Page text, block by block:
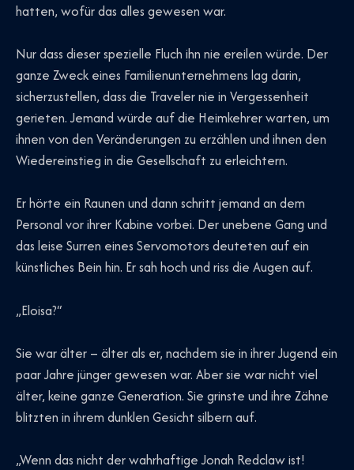
hatten, wofür das alles gewesen war.
Nur dass dieser spezielle Fluch ihn nie ereilen würde. Der
ganze Zweck eines Familienunternehmens lag darin,
sicherzustellen, dass die Traveler nie in Vergessenheit
gerieten. Jemand würde auf die Heimkehrer warten, um
ihnen von den Veränderungen zu erzählen und ihnen den
Wiedereinstieg in die Gesellschaft zu erleichtern.
Er hörte ein Raunen und dann schritt jemand an dem
Personal vor ihrer Kabine vorbei. Der unebene Gang und
das leise Surren eines Servomotors deuteten auf ein
künstliches Bein hin. Er sah hoch und riss die Augen auf.
„Eloisa?“
Sie war älter – älter als er, nachdem sie in ihrer Jugend ein
paar Jahre jünger gewesen war. Aber sie war nicht viel
älter, keine ganze Generation. Sie grinste und ihre Zähne
blitzten in ihrem dunklen Gesicht silbern auf.
„Wenn das nicht der wahrhaftige Jonah Redclaw ist!